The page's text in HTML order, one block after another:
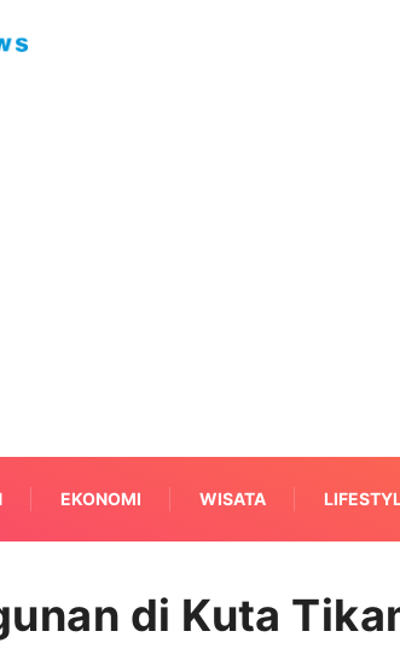
EKONOMI WISATA
di Kuta